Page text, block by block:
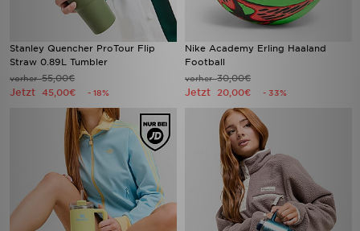
Stanley Quencher ProTour Flip
Straw 0.89L Tumbler
vorher55,00€
Jetzt 45,00€ - 18%
Nike Academy Erling Haaland
Football
vorher30,00€
Jetzt 20,00€ - 33%